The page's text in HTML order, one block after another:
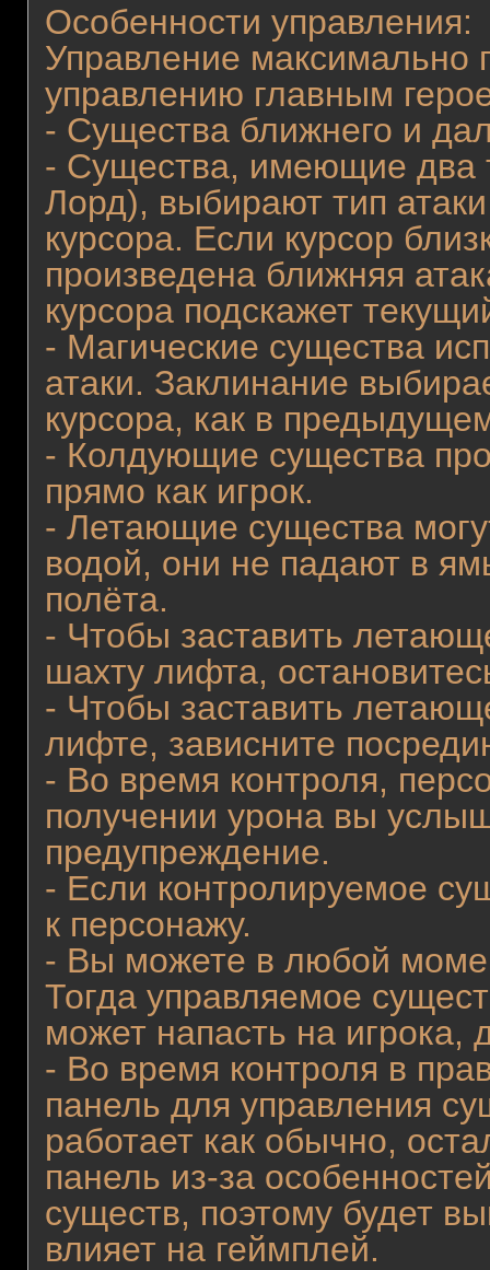
Особенности управления:
Управление максимально
управлению главным
- Существа ближнего и
- Существа, имеющие два
Лорд), выбирают тип
курсора. Если курсор
произведена ближняя
курсора подскажет
- Магические существа
атаки. Заклинание
курсора, как в
- Колдующие существа
прямо как игрок.
- Летающие существа
водой, они не падают в
полёта.
- Чтобы заставить
шахту лифта,
- Чтобы заставить
лифте, зависните
- Во время контроля,
получении урона вы
предупреждение.
- Если контролируемое
к персонажу.
- Вы можете в любой
Тогда управляемое
может напасть на
- Во время контроля в
панель для управления
работает как обычно,
панель из-за
существ, поэтому будет
влияет на геймплей.